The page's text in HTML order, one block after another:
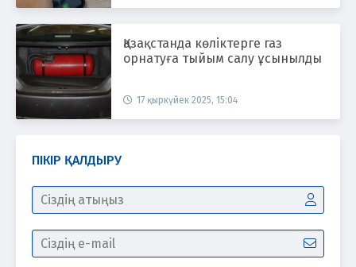
Қазақстанда көліктерге газ
орнатуға тыйым салу ұсынылды
17 қыркүйек 2025, 15:04
ПІКІР ҚАЛДЫРУ